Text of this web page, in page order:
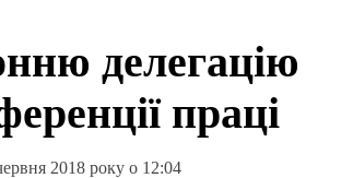
делегацію
праці
2018 року о 12:04